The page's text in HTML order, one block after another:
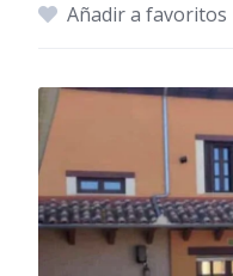
Añadir a favoritos